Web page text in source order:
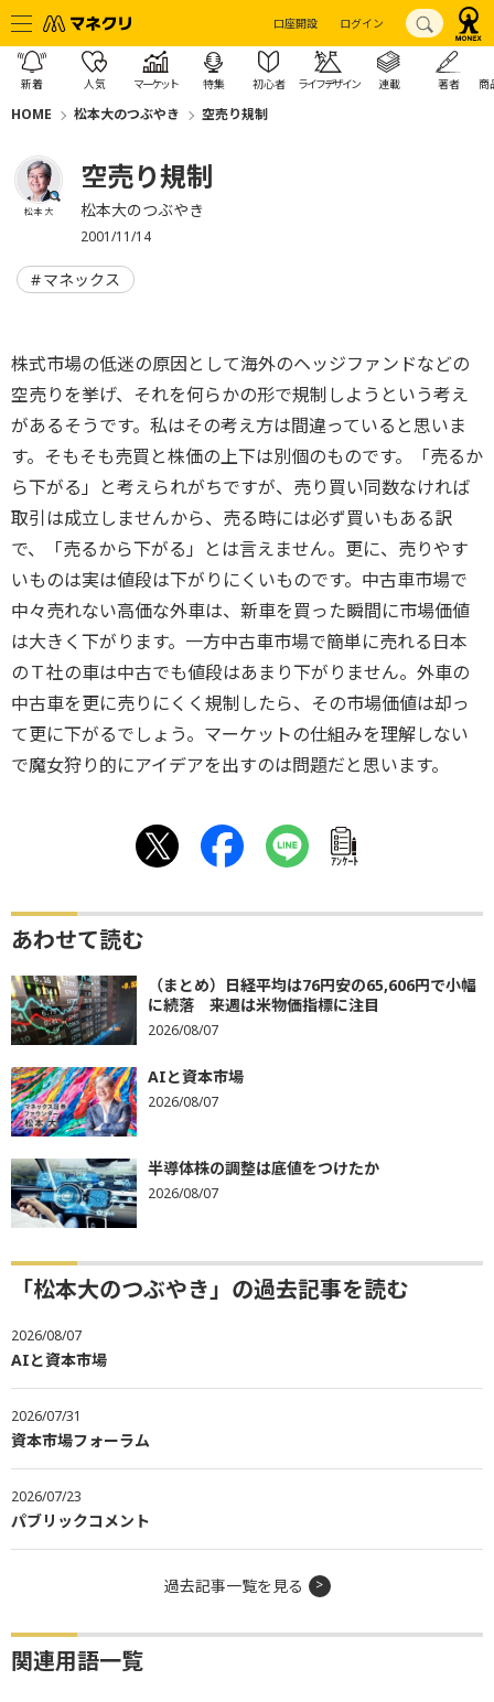
口座開設 ログイン
新着 人気 マーケット 特集 初心者 ライフデザイン 連載 著者 商
HOME 松本大のつぶやき 空売り規制
松本 大
空売り規制
松本大のつぶやき
2001/11/14
マネックス
株式市場の低迷の原因として海外のヘッジファンドなどの
空売りを挙げ、それを何らかの形で規制しようという考え
があるそうです。私はその考え方は間違っていると思いま
す。そもそも売買と株価の上下は別個のものです。「売るか
ら下がる」と考えられがちですが、売り買い同数なければ
取引は成立しませんから、売る時には必ず買いもある訳
で、「売るから下がる」とは言えません。更に、売りやす
いものは実は値段は下がりにくいものです。中古車市場で
中々売れない高価な外車は、新車を買った瞬間に市場価値
は大きく下がります。一方中古車市場で簡単に売れる日本
のＴ社の車は中古でも値段はあまり下がりません。外車の
中古車を更に売りにくく規制したら、その市場価値は却っ
て更に下がるでしょう。マーケットの仕組みを理解しない
で魔女狩り的にアイデアを出すのは問題だと思います。
ｱﾝｹｰﾄ
あわせて読む
（まとめ）日経平均は76円安の65,606円で小幅
に続落 来週は米物価指標に注目
2026/08/07
AIと資本市場
2026/08/07
半導体株の調整は底値をつけたか
2026/08/07
「松本大のつぶやき」の過去記事を読む
2026/08/07
AIと資本市場
2026/07/31
資本市場フォーラム
2026/07/23
パブリックコメント
過去記事一覧を見る
関連用語一覧